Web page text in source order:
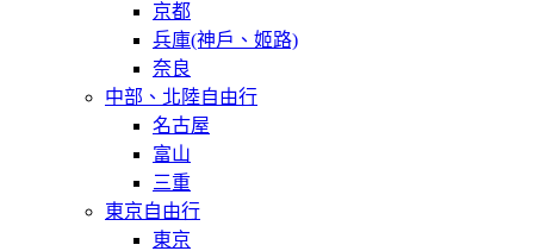
京都
兵庫(神戶、姬路)
奈良
中部、北陸自由行
名古屋
富山
三重
東京自由行
東京